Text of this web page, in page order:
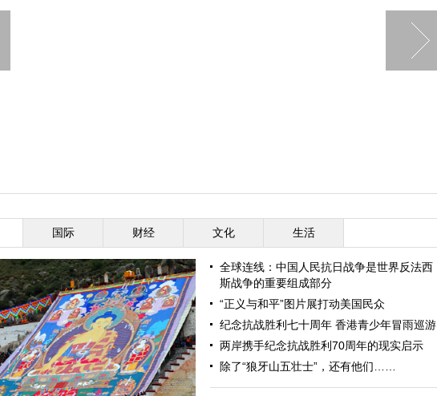
国际 财经 文化 生活
全球连线：中国人民抗日战争是世界反法西
斯战争的重要组成部分
“正义与和平”图片展打动美国民众
纪念抗战胜利七十周年 香港青少年冒雨巡游
两岸携手纪念抗战胜利70周年的现实启示
除了“狼牙山五壮士”，还有他们……